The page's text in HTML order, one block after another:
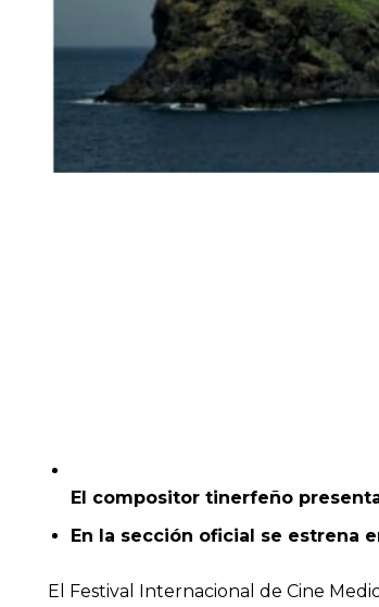
El compositor tinerfeño
En la sección oficial se estrena
El Festival Internacional de Cine